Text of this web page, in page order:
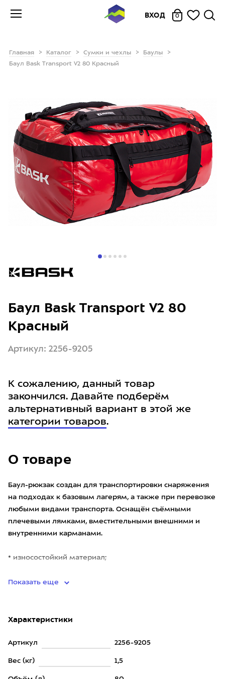
ВХОД 0
Главная Каталог Сумки и чехлы
Баулы
Баул Bask Transport V2 80 Красный
О товаре
Баул-рюкзак создан для транспортировки снаряжения
на подходах к базовым лагерям, а также при перевозке
любыми видами транспорта. Оснащён съёмными
плечевыми лямками, вместительными внешними и
внутренними карманами.
• износостойкий материал;
Показать еще
Характеристики
Артикул 2256-9205
Вес (кг) 1,5
Баул Bask Transport V2 80
Красный
Артикул: 2256-9205
К сожалению, данный товар
закончился. Давайте подберём
альтернативный вариант в этой же
категории товаров.